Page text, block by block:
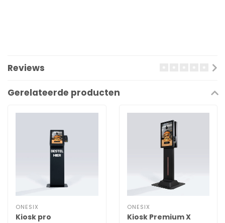
Reviews
Gerelateerde producten
ONESIX
Kiosk pro
ONESIX
Kiosk Premium X